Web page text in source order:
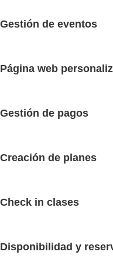
Gestión de eventos
Página web
Gestión de pagos
Creación de planes
Check in clases
Disponibilidad y